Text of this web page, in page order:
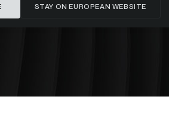
STAY ON EUROPEAN WEBSITE